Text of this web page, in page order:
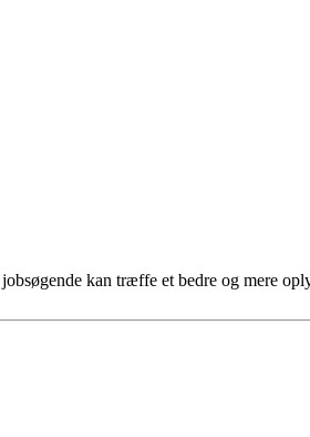
kan træffe et bedre og mere